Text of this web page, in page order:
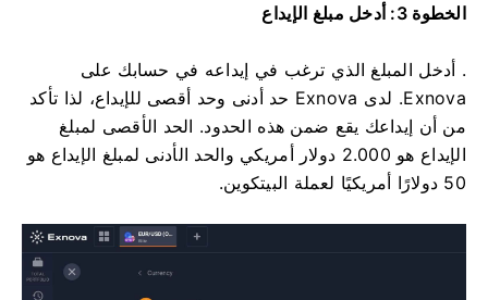
الخطوة 3: أدخل مبلغ الإيداع
. أدخل المبلغ الذي ترغب في إيداعه في حسابك على
Exnova. لدى Exnova حد أدنى وحد أقصى للإيداع، لذا تأكد
من أن إيداعك يقع ضمن هذه الحدود. الحد الأقصى لمبلغ
الإيداع هو 2.000 دولار أمريكي والحد الأدنى لمبلغ الإيداع هو
50 دولارًا أمريكيًا لعملة البيتكوين.